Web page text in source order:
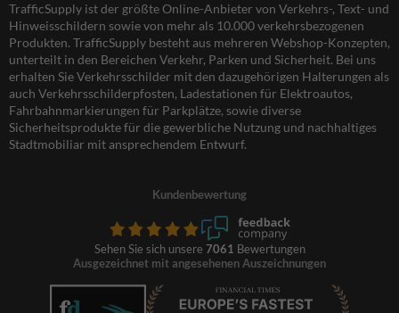
TrafficSupply ist der größte Online-Anbieter von Verkehrs-, Text- und
Hinweisschildern sowie von mehr als 10.000 verkehrsbezogenen
Produkten. TrafficSupply besteht aus mehreren Webshop-Konzepten,
unterteilt in den Bereichen Verkehr, Parken und Sicherheit. Bei uns
erhalten Sie Verkehrsschilder mit den dazugehörigen Halterungen als
auch Verkehrsschilderpfosten, Ladestationen für Elektroautos,
Fahrbahnmarkierungen für Parkplätze, sowie diverse
Sicherheitsprodukte für die gewerbliche Nutzung und nachhaltiges
Stadtmobiliar mit ansprechendem Entwurf.
Kundenbewertung
Sehen Sie sich unsere 7061 Bewertungen
Ausgezeichnet mit angesehenen Auszeichnungen